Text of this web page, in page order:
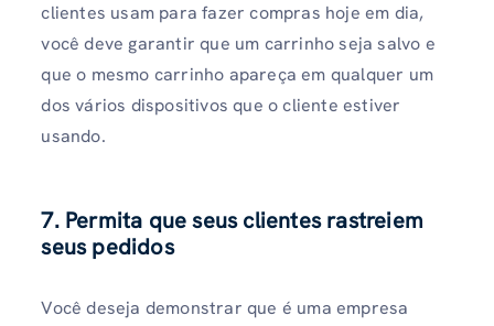
clientes usam para fazer compras hoje em dia,
você deve garantir que um carrinho seja salvo e
que o mesmo carrinho apareça em qualquer um
dos vários dispositivos que o cliente estiver
usando.
7. Permita que seus clientes rastreiem
seus pedidos
Você deseja demonstrar que é uma empresa